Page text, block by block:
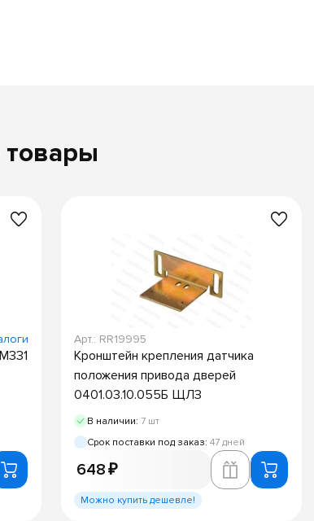
Арт.: RR19995
Кронштейн крепления датчика
положения привода дверей
0401.03.10.055Б ЩЛЗ
В наличии: 7 шт
Срок поставки под заказ: 47 дней
648 ₽
Можно купить дешевле!